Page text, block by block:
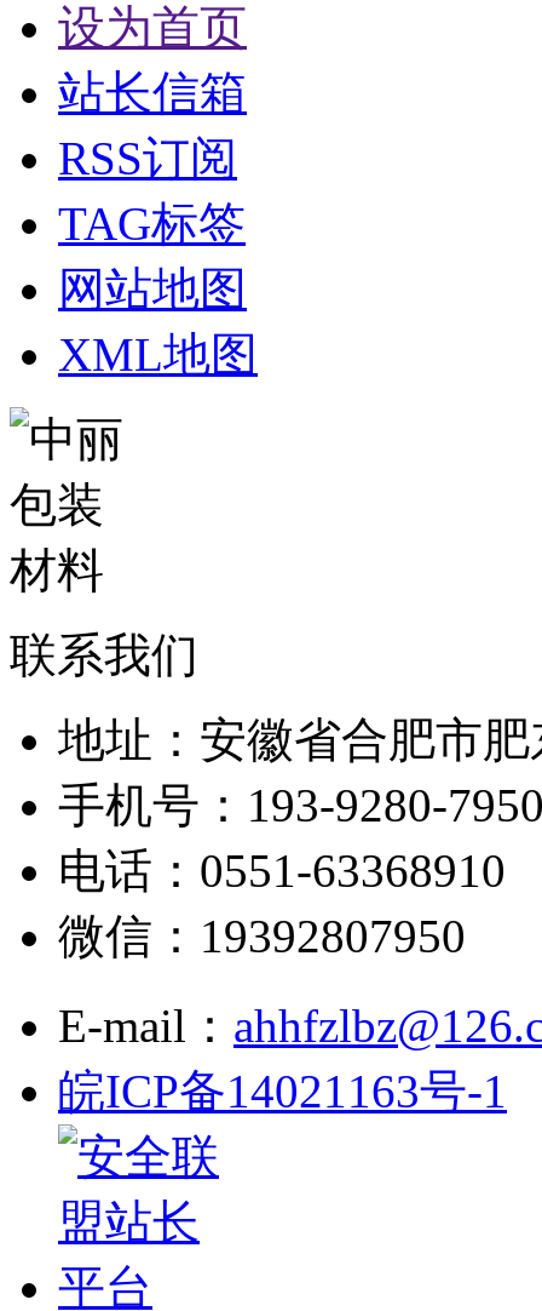
设为首页
站长信箱
RSS订阅
TAG标签
网站地图
XML地图
联系我们
地址：安徽省合肥市
手机号：193-9280-
电话：0551-63368910
微信：19392807950
E-mail：
皖ICP备14021163号-1